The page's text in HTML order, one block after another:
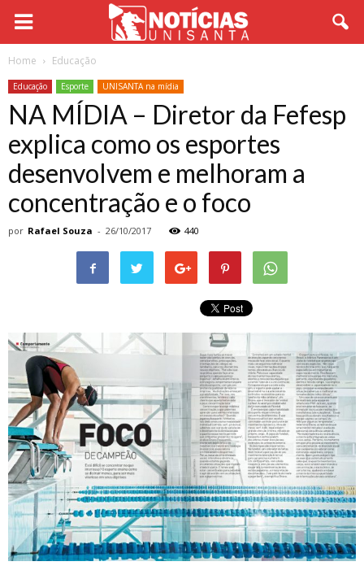
Home Educação
Educação Esporte UNISANTA na mídia
NA MÍDIA – Diretor da Fefesp
explica como os esportes
desenvolvem e melhoram a
concentração e o foco
por Rafael Souza - 26/10/2017 440